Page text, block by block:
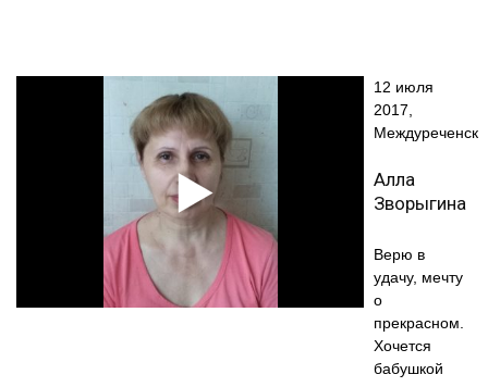
12 июля
2017,
Междуреченск
Алла
Зворыгина
Верю в
удачу, мечту
о
прекрасном.
Хочется
бабушкой